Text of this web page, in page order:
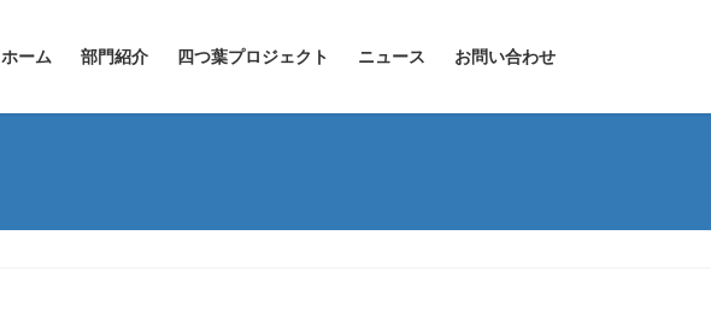
ホーム 部門紹介 四つ葉プロジェクト ニュース お問い合わせ